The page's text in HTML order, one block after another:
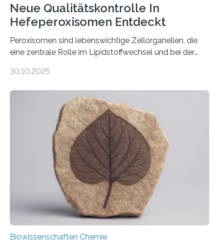
Neue Qualitätskontrolle In
Hefeperoxisomen Entdeckt
Peroxisomen sind lebenswichtige Zellorganellen, die
eine zentrale Rolle im Lipidstoffwechsel und bei der
erfüllen können, müssen zahlreiche Enzyme präzise in
der Ruhr-Universität Bochum um Prof. Dr. Ralf Erdmann
und Dr. Ismaila Francis Yusuf hat nun einen bislang
unbekannten Qualitätskontrollmechanismus des
peroxisomalen Proteintransports in der Bäckerhefe
Saccharomyces cerevisiae entdeckt, der für die
Funktionsfähigkeit der Organellen entscheidend ist. Die
Studie wurde am 28. Oktober 2025 in der
Fachzeitschrift…
30.10.2025
Biowissenschaften Chemie